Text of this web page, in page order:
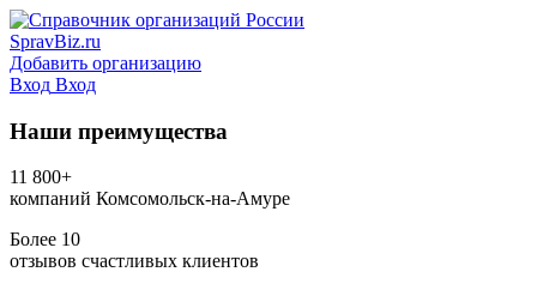
SpravBiz.ru
Добавить организацию
Вход Вход
Наши преимущества
11 800+
компаний Комсомольск-на-Амуре
Более 10
отзывов счастливых клиентов